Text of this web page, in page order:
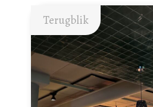
Terugblik